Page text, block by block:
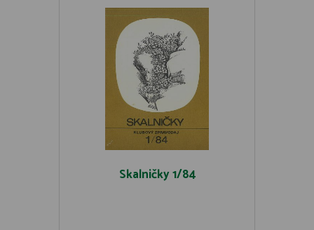
Skalničky 1/84